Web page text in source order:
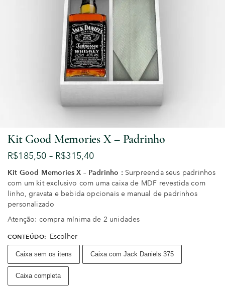
Kit Good Memories X – Padrinho
R$185,50 – R$315,40
Kit Good Memories X – Padrinho : Surpreenda seus padrinhos
com um kit exclusivo com uma caixa de MDF revestida com
linho, gravata e bebida opcionais e manual de padrinhos
personalizado
Atenção: compra mínima de 2 unidades
CONTEÚDO: Escolher
Caixa sem os itens Caixa com Jack Daniels 375
Caixa completa